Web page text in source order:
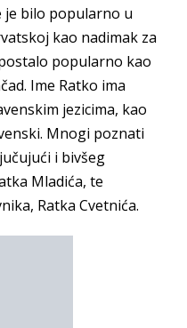
je bilo popularno u
kao nadimak za
popularno kao
Ime Ratko ima
jezicima, kao
Mnogi poznati
i bivšeg
Mladića, te
Ratka Cvetnića.